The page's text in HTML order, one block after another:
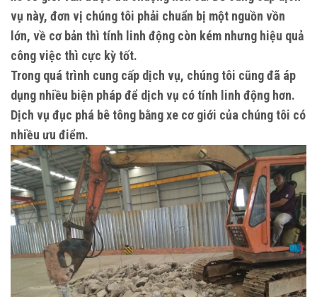
vụ này, đơn vị chúng tôi phải chuẩn bị một nguồn vồn
lớn, về cơ bản thì tính linh động còn kém nhưng hiệu quả
công việc thì cực kỳ tốt.
Trong quá trình cung cấp dịch vụ, chúng tôi cũng đã áp
dụng nhiều biện pháp để dịch vụ có tính linh động hơn.
Dịch vụ đục phá bê tông bằng xe cơ giới của chúng tôi có
nhiều ưu điểm.